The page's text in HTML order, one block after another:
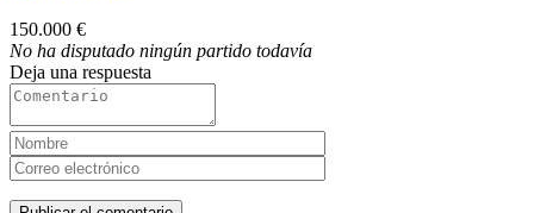
150.000 €
No ha disputado ningún partido todavía
Deja una respuesta